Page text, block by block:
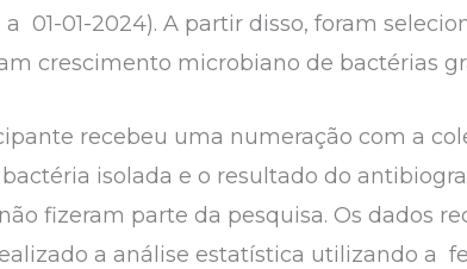
a 01-01-2024). A partir disso, foram
crescimento microbiano de bactérias
recebeu uma numeração com a
isolada e o resultado do
fizeram parte da pesquisa. Os dados
a análise estatística utilizando a